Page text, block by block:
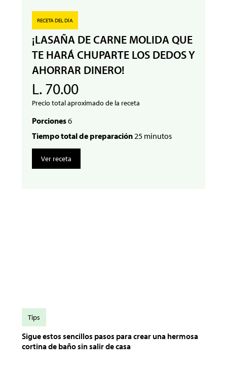
RECETA DEL DÍA
¡LASAÑA DE CARNE MOLIDA QUE
TE HARÁ CHUPARTE LOS DEDOS Y
AHORRAR DINERO!
L. 70.00
Precio total aproximado de la receta
Porciones6
Tiempo total de preparación25 minutos
Ver receta
Sigue estos sencillos pasos para crear una hermosa
cortina de baño sin salir de casa
Tips